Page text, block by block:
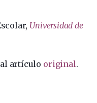
Universidad de
artículo original.